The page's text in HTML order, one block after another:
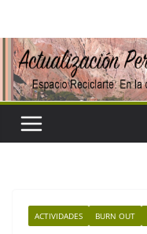
contenido
ACTIVIDADES BURN OUT